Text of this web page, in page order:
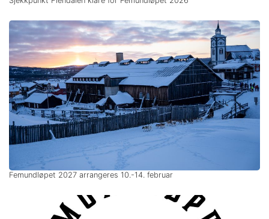
Femundløpet 2027 arrangeres 10.-14. februar